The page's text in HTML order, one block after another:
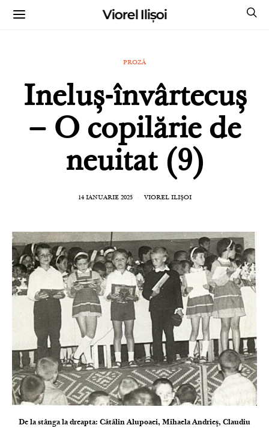
Viorel Ilișoi
PROZĂ
Ineluș-învârtecuș
– O copilărie de
neuitat (9)
14 IANUARIE 2025 VIOREL ILIȘOI
De la stânga la dreapta: Cătălin Alupoaei, Mihaela Andrieș, Claudiu
CUMPĂRĂ CĂRȚILE MELE CU AUTOGRAF